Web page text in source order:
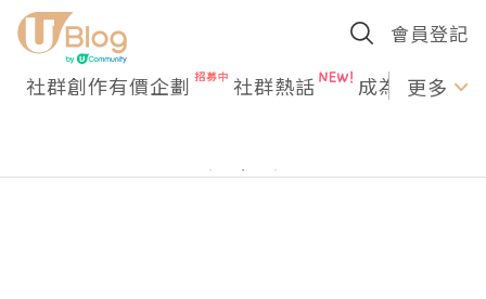
會員登記
社群創作有價企劃 社群熱話 成為U更多